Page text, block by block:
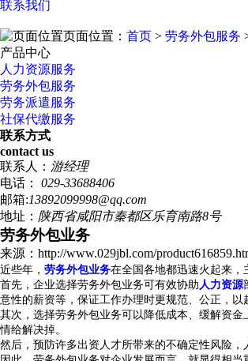
联系我们
页面位置： 首页 > 劳务外包服务
产品中心
人力资源服务
劳务外包服务
劳务派遣服务
社保代缴服务
联系方式
contact us
联系人： 游经理
电话： 029-33688406
邮箱:13892099998@qq.com
地址： 陕西省咸阳市秦都区乐育南路8号
劳务外包业务
来源：http://www.029jbl.com/
近些年， 劳务外包业务在全国各地都迅速火起来，
首先，企业选择劳务外包业务可有效协助 人力资源
意性的薪资等，保证工作办理时更规范、公正，以
其次，选择劳务外包业务可以降低成本、缓解资
情给解决掉。
然后，预防许多出资人才所带来的不确定性风险，